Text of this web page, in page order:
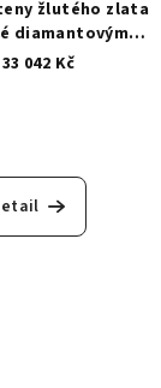
žlutého zlata
diamantovým
proužky a hroty
33 042 Kč